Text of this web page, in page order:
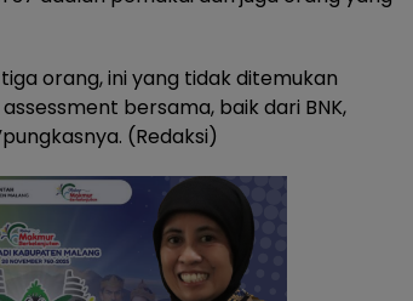
orang, ini yang tidak ditemukan
bersama, baik dari BNK,
(Redaksi)